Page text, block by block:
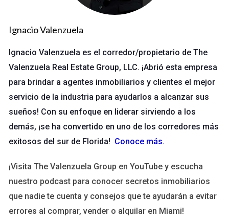
Miami: El Paraíso Costero
Miami es quizás la ciudad más emblemática cuando hablamos
de turismo en Florida. Con su vibrante vida nocturna, sus
festivales culturales y sus playas espectaculares, no es
sorprendente que millones de turistas visiten la ciudad cada
año. Esta afluencia ha llevado a un aumento significativo en el
valor de las propiedades. En los últimos años, hemos visto
cómo barrios como Wynwood y Brickell han experimentado
condominios ha crecido tanto que los precios han aumentado
casi un 20% en algunos casos. Esto se debe a que muchos
inversores están comprando propiedades no solo para vivir,
sino también para alquilar a turistas durante todo el año. > "La
Ignacio Valenzuela
Ignacio Valenzuela es el corredor/propietario de The
Valenzuela Real Estate Group, LLC. ¡Abrió esta empresa
para brindar a agentes inmobiliarios y clientes el mejor
servicio de la industria para ayudarlos a alcanzar sus
sueños! Con su enfoque en liderar sirviendo a los
demás, ¡se ha convertido en uno de los corredores más
exitosos del sur de Florida! Conoce más.
¡Visita The Valenzuela Group en YouTube y escucha
nuestro podcast para conocer secretos inmobiliarios
que nadie te cuenta y consejos que te ayudarán a evitar
errores al comprar, vender o alquilar en Miami!